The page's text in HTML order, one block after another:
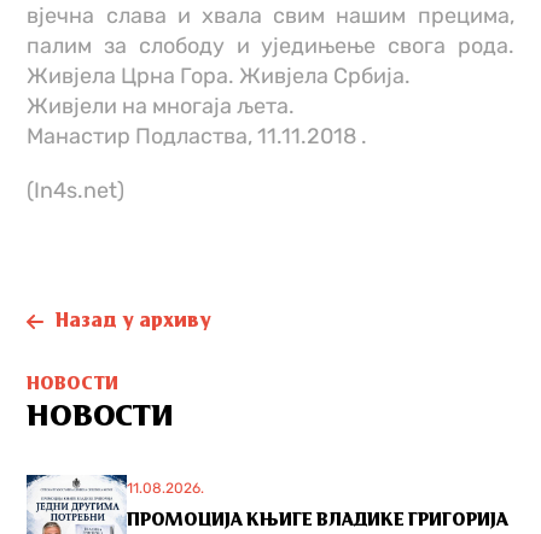
вјечна слава и хвала свим нашим прецима,
палим за слободу и уједињење свога рода.
Живјела Црна Гора. Живјела Србија.
Живјели на многаја љета.
Манастир Подластва, 11.11.2018 .
(In4s.net)
Назад у архиву
НОВОСТИ
НОВОСТИ
11.08.2026.
ПРОМОЦИЈА КЊИГЕ ВЛАДИКЕ ГРИГОРИЈА